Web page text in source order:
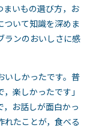
まいもの選び方，お
ついて知識を深めま
ランのおいしさに感
いしかったです。普
楽しかったです」
，お話しが面白かっ
れたことが，食べる